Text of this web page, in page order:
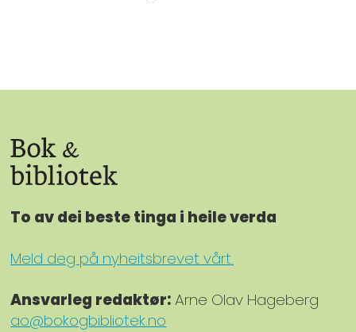
To av dei beste tinga i heile verda
Meld deg på nyheitsbrevet vårt.
Ansvarleg redaktør:Arne Olav Hageberg
ao@bokogbibliotek.no